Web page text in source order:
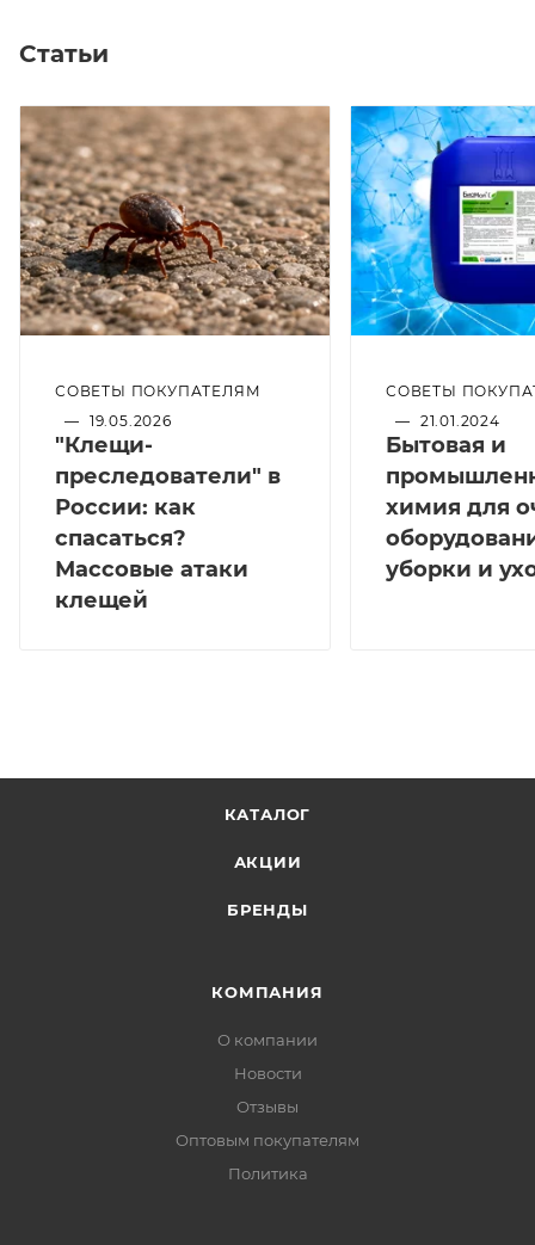
Статьи
СОВЕТЫ ПОКУПАТЕЛЯМ
— 19.05.2026
"Клещи-
преследователи" в
России: как
спасаться?
Массовые атаки
клещей
СОВЕТЫ
— 21.01.2024
Бытовая и
химия для
уборки и
КАТАЛОГ
АКЦИИ
БРЕНДЫ
КОМПАНИЯ
О компании
Новости
Отзывы
Оптовым покупателям
Политика